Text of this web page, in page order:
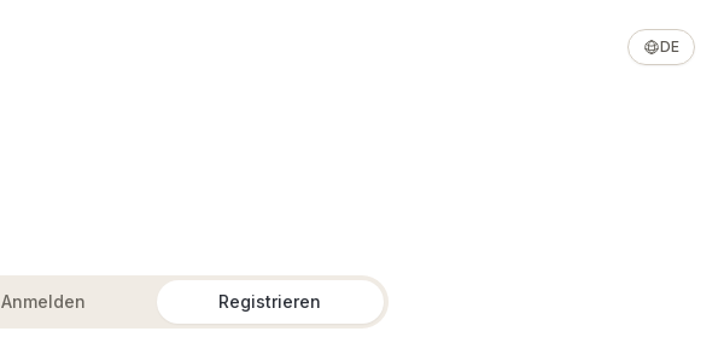
DE
Anmelden Registrieren